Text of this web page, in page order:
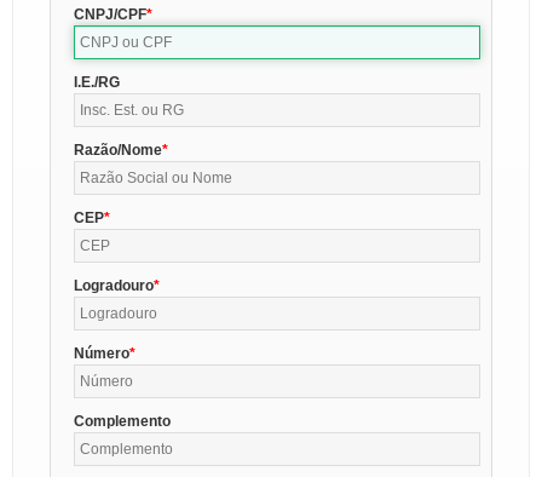
CNPJ/CPF
I.E./RG
Razão/Nome
CEP
Logradouro
Número
Complemento